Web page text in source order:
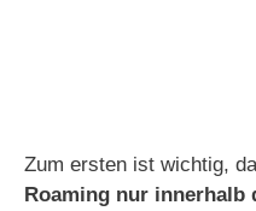
Zum ersten ist wichtig,
Roaming nur innerhalb